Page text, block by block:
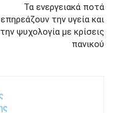
Τα ενεργειακά ποτά
επηρεάζουν την υγεία και
την ψυχολογία με κρίσεις
πανικού